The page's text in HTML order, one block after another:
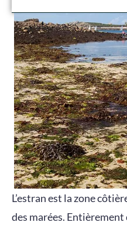
L’estran est la zone
des marées. Entièrement